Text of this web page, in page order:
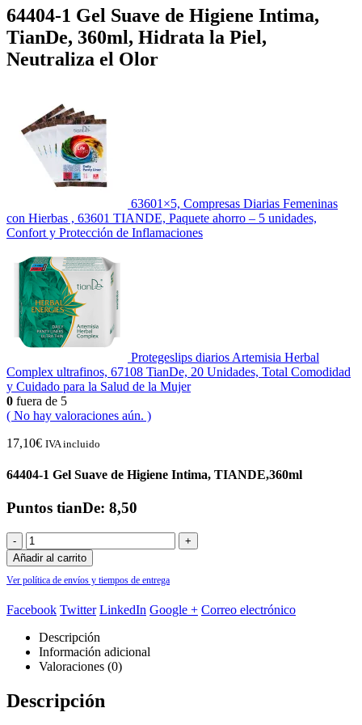
64404-1 Gel Suave de Higiene Intima,
TianDe, 360ml, Hidrata la Piel,
Neutraliza el Olor
63601×5, Compresas Diarias Femeninas
con Hierbas , 63601 TIANDE, Paquete ahorro – 5 unidades,
Confort y Protección de Inflamaciones
Protegeslips diarios Artemisia Herbal
Complex ultrafinos, 67108 TianDe, 20 Unidades, Total Comodidad
y Cuidado para la Salud de la Mujer
0 fuera de 5
( No hay valoraciones aún. )
17,10€ IVA incluido
64404-1 Gel Suave de Higiene Intima, TIANDE,360ml
Puntos tianDe: 8,50
-
+
Añadir al carrito
Ver política de envíos y tiempos de entrega
Facebook Twitter LinkedIn Google + Correo electrónico
Descripción
Información adicional
Valoraciones (0)
Descripción